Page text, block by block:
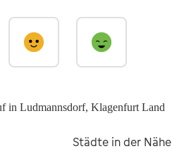
in Ludmannsdorf, Klagenfurt Land
Städte in der Nähe